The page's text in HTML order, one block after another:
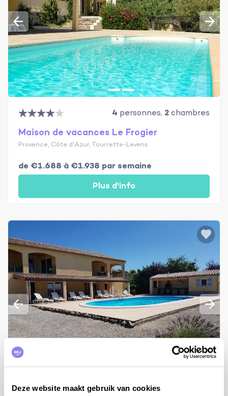
Deze website maakt gebruik van cookies
4 personnes, 2chambres
Maison de vacances Le Frogier
Provence, Côte d'Azur, Tourrette-Levens
de €1.688 à €1.938 par semaine
Plus d'info